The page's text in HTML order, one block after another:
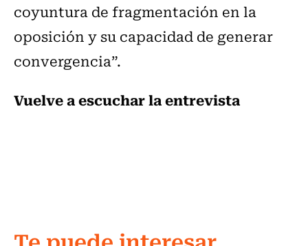
coyuntura de fragmentación en la
oposición y su capacidad de generar
convergencia”.
Vuelve a escuchar la entrevista